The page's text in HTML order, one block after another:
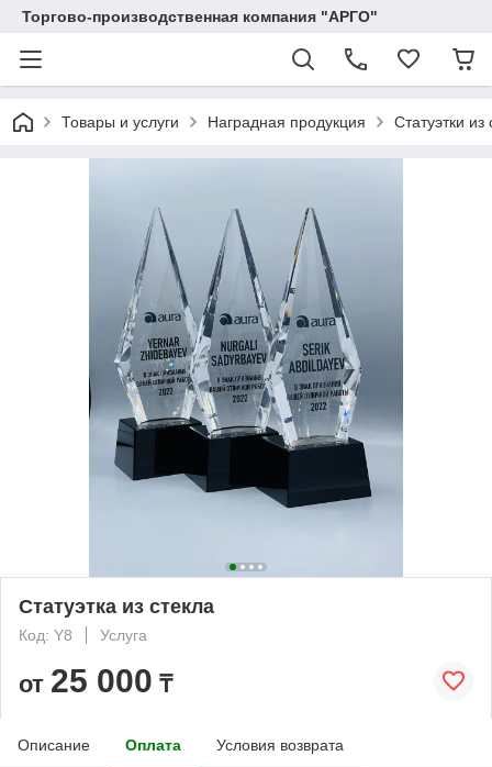
Торгово-производственная компания "АРГО"
Товары и услуги Наградная продукция Статуэтки
Статуэтка из стекла
Код: Y8 Услуга
от 25 000 ₸
Описание Оплата Условия возврата